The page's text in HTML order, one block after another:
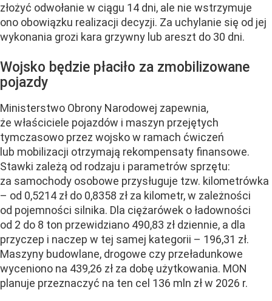
złożyć odwołanie w ciągu 14 dni, ale nie wstrzymuje
ono obowiązku realizacji decyzji. Za uchylanie się od jej
wykonania grozi kara grzywny lub areszt do 30 dni.
Wojsko będzie płaciło za zmobilizowane
pojazdy
Ministerstwo Obrony Narodowej zapewnia,
że właściciele pojazdów i maszyn przejętych
tymczasowo przez wojsko w ramach ćwiczeń
lub mobilizacji otrzymają rekompensaty finansowe.
Stawki zależą od rodzaju i parametrów sprzętu:
za samochody osobowe przysługuje tzw. kilometrówka
– od 0,5214 zł do 0,8358 zł za kilometr, w zależności
od pojemności silnika. Dla ciężarówek o ładowności
od 2 do 8 ton przewidziano 490,83 zł dziennie, a dla
przyczep i naczep w tej samej kategorii – 196,31 zł.
Maszyny budowlane, drogowe czy przeładunkowe
wyceniono na 439,26 zł za dobę użytkowania. MON
planuje przeznaczyć na ten cel 136 mln zł w 2026 r.